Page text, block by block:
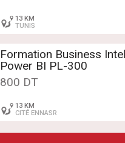
13 KM
TUNIS
Formation Business
Power BI PL-300
800 DT
13 KM
CITÉ ENNASR